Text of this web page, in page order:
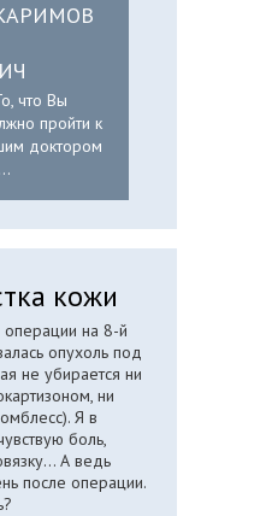
что Вы
пройти к
доктором
кожи
операции на 8-й
опухоль под
не убирается ни
ни
Я в
боль,
А ведь
после операции.